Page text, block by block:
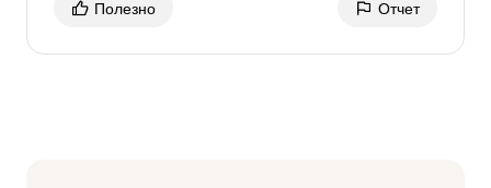
la mia autostima , ma anche il rapporto con
Полезно Отчет